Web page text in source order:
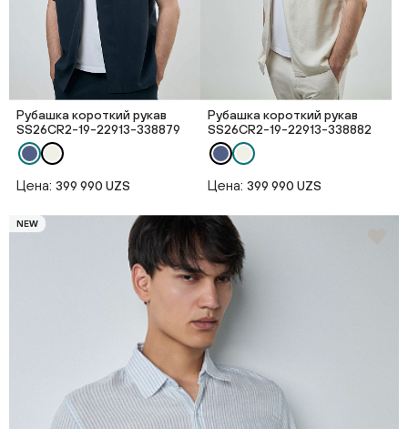
Рубашка короткий рукав
SS26CR2-19-22913-338879
Цена: 399 990 UZS
Рубашка короткий рукав
SS26CR2-19-22913-338882
Цена: 399 990 UZS
NEW